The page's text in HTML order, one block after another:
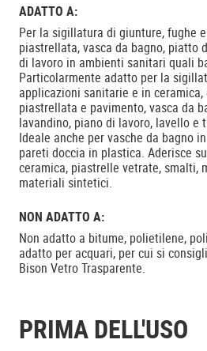
ADATTO A:
Per la sigillatura di giunture, fughe
piastrellata, vasca da bagno, piatto
di lavoro in ambienti sanitari quali
Particolarmente adatto per la
applicazioni sanitarie e in
piastrellata e pavimento, vasca da
lavandino, piano di lavoro, lavello
Ideale anche per vasche da bagno
pareti doccia in plastica. Aderisce
ceramica, piastrelle vetrate, smalti,
materiali sintetici.
NON ADATTO A:
Non adatto a bitume, polietilene,
adatto per acquari, per cui si
Bison Vetro Trasparente.
PRIMA DELL'USO